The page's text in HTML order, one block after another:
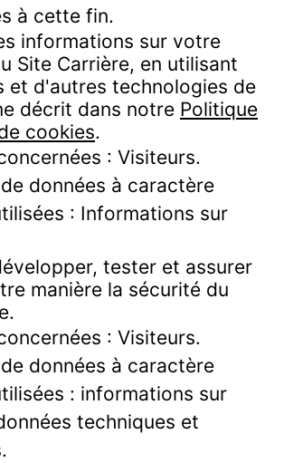
à cette fin.
informations sur votre
Site Carrière, en utilisant
et d'autres technologies de
décrit dans notre Politique
cookies.
: Visiteurs.
données à caractère
: Informations sur
tester et assurer
manière la sécurité du
: Visiteurs.
données à caractère
: informations sur
techniques et